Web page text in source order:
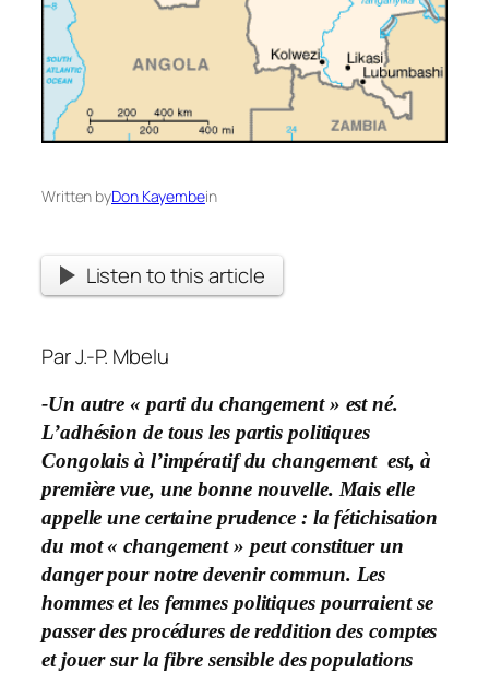
Written byDon Kayembein
Listen to this article
Par J.-P. Mbelu
-Un autre « parti du changement » est né.
L’adhésion de tous les partis politiques
Congolais à l’impératif du changement est, à
première vue, une bonne nouvelle. Mais elle
appelle une certaine prudence : la fétichisation
du mot « changement » peut constituer un
danger pour notre devenir commun. Les
hommes et les femmes politiques pourraient se
passer des procédures de reddition des comptes
et jouer sur la fibre sensible des populations